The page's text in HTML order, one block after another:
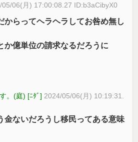
05/06(月) 17:00:08.27 ID:b3aCibyX0
からってヘラヘラしてお咎め無し
か億単位の請求なるだろうに
。(庭) [ﾆﾀﾞ] 2024/05/06(月) 10:19:31.
金ないだろうし移民ってある意味